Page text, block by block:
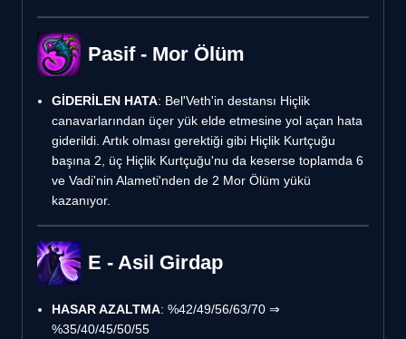
Pasif - Mor Ölüm
GİDERİLEN HATA: Bel'Veth'in destansı Hiçlik
canavarlarından üçer yük elde etmesine yol açan hata
giderildi. Artık olması gerektiği gibi Hiçlik Kurtçuğu
başına 2, üç Hiçlik Kurtçuğu'nu da keserse toplamda 6
ve Vadi'nin Alameti'nden de 2 Mor Ölüm yükü
kazanıyor.
E - Asil Girdap
HASAR AZALTMA: %42/49/56/63/70 ⇒
%35/40/45/50/55